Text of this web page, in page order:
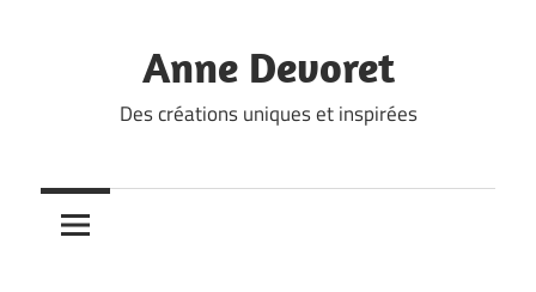
Anne Devoret
Des créations uniques et inspirées